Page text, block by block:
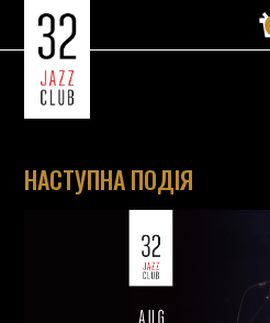
НАСТУПНА ПОДІЯ